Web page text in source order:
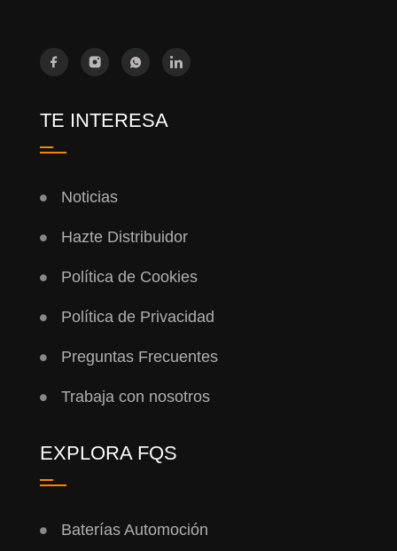
TE INTERESA
Noticias
Hazte Distribuidor
Política de Cookies
Política de Privacidad
Preguntas Frecuentes
Trabaja con nosotros
EXPLORA FQS
Baterías Automoción